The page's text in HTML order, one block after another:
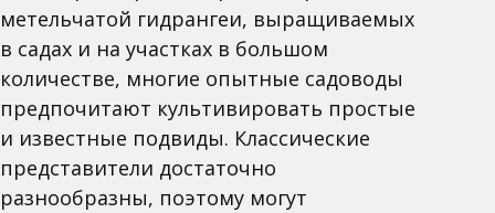
метельчатой гидрангеи, выращиваемых
в садах и на участках в большом
количестве, многие опытные садоводы
предпочитают культивировать простые
и известные подвиды. Классические
представители достаточно
разнообразны, поэтому могут